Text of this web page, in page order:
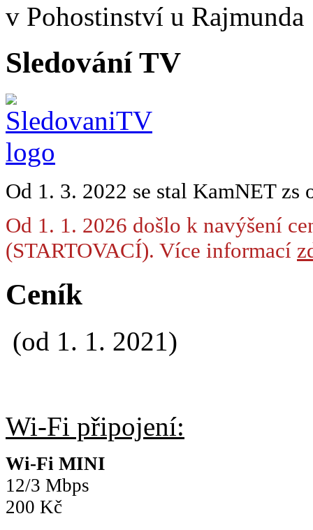
v Pohostinství u Rajmunda
Sledování TV
Od 1. 3. 2022 se stal KamNET
Od 1. 1. 2026 došlo k navýšení
(STARTOVACÍ). Více informací
Ceník
(od 1. 1. 2021)
Wi-Fi připojení:
Wi-Fi MINI
12/3 Mbps
200 Kč